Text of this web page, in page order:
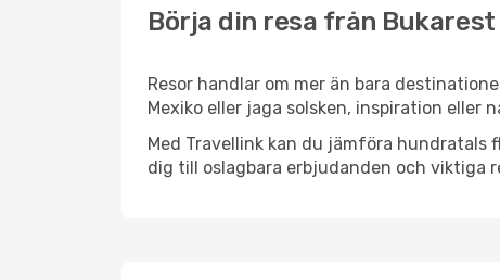
Börja din resa från
Resor handlar om mer än bara
Mexiko eller jaga solsken, inspiration eller
Med Travellink kan du jämföra hundratals
dig till oslagbara erbjudanden och viktiga